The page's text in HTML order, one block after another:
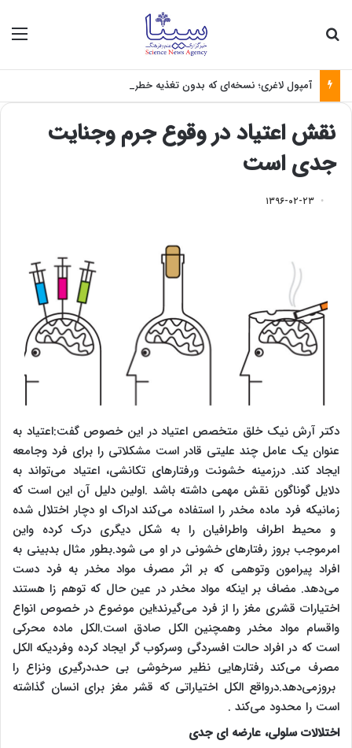
آمپول لاغری؛ نسخه‌ای که بدون تغذیه خطرناک می‌شود
نقش اعتیاد در وقوع جرم وجنایت
جدی است
۱۳۹۶-۰۲-۲۳
دکتر آرش نیک خلق متخصص اعتیاد در این خصوص گفت:اعتیاد به
عنوان یک عامل چند علیتی قادر است مشکلاتی را برای فرد وجامعه
ایجاد کند. درزمینه خشونت ورفتارهای تکانشی، اعتیاد می‌تواند به
دلایل گوناگون نقش مهمی داشته باشد .اولین دلیل آن این است که
زمانیکه فرد ماده مخدر را استفاده می‌کند ادراک او دچار اختلال شده
و محیط اطراف واطرافیان را به شکل دیگری درک کرده واین
امرموجب بروز رفتارهای خشونی در او می شود.بطور مثال بدبینی به
افراد پیرامون وتوهمی که بر اثر مصرف مواد مخدر به فرد دست
می‌دهد. مضاف بر اینکه مواد مخدر در عین حال که توهم زا هستند
اختیارات قشری مغز را از فرد می‌گیرند؛این موضوع در خصوص انواع
واقسام مواد مخدر وهمچنین الکل صادق است.الکل ماده محرکی
است که در افراد حالت افسردگی وسرکوب گر ایجاد کرده وفردیکه الکل
مصرف می‌کند رفتارهایی نظیر سرخوشی بی حد،درگیری ونزاع را
بروزمی‌دهد.درواقع الکل اختیاراتی که قشر مغز برای انسان گذاشته
است را محدود می‌کند .
اختلالات سلولی، عارضه ای جدی